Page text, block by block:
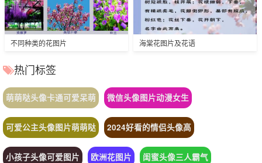
不同种类的花图片 海棠花图片及花语
热门标签
萌萌哒头像卡通可爱呆萌 微信头像图片动漫女生
可爱公主头像图片萌萌哒 2024好看的情侣头像高
小孩子头像可爱图片 欧洲花图片 闺蜜头像三人霸气